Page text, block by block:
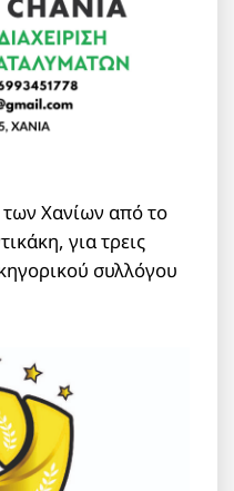
Χανίων από το
για τρεις
συλλόγου